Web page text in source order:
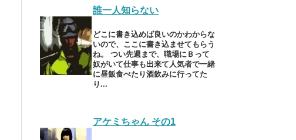
誰一人知らない
どこに書き込めば良いのかわからな
いので、ここに書き込ませてもらう
ね。 つい先週まで、職場にＢって
奴がいて仕事も出来て人気者で一緒
に昼飯食べたり酒飲みに行ってた
り...
アケミちゃん その1